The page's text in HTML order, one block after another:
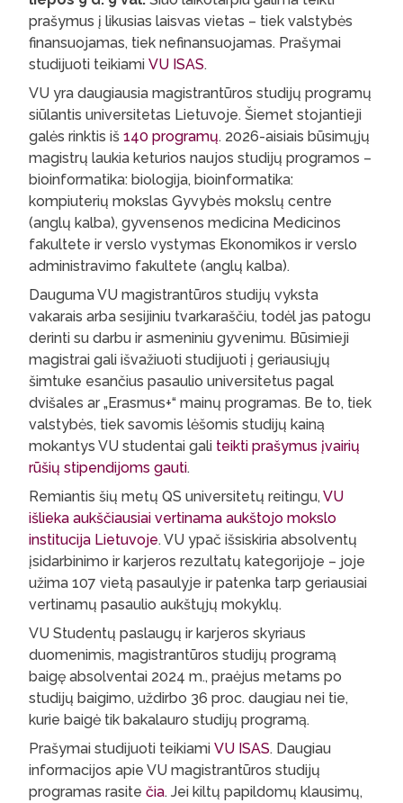
prašymus į likusias laisvas vietas – tiek valstybės
finansuojamas, tiek nefinansuojamas. Prašymai
studijuoti teikiami VU ISAS.
VU yra daugiausia magistrantūros studijų programų
siūlantis universitetas Lietuvoje. Šiemet stojantieji
galės rinktis iš 140 programų. 2026-aisiais būsimųjų
magistrų laukia keturios naujos studijų programos –
bioinformatika: biologija, bioinformatika:
kompiuterių mokslas Gyvybės mokslų centre
(anglų kalba), gyvensenos medicina Medicinos
fakultete ir verslo vystymas Ekonomikos ir verslo
administravimo fakultete (anglų kalba).
Dauguma VU magistrantūros studijų vyksta
vakarais arba sesijiniu tvarkaraščiu, todėl jas patogu
derinti su darbu ir asmeniniu gyvenimu. Būsimieji
magistrai gali išvažiuoti studijuoti į geriausiųjų
šimtuke esančius pasaulio universitetus pagal
dvišales ar „Erasmus+“ mainų programas. Be to, tiek
valstybės, tiek savomis lėšomis studijų kainą
mokantys VU studentai gali teikti prašymus įvairių
rūšių stipendijoms gauti.
Remiantis šių metų QS universitetų reitingu, VU
išlieka aukščiausiai vertinama aukštojo mokslo
institucija Lietuvoje. VU ypač išsiskiria absolventų
įsidarbinimo ir karjeros rezultatų kategorijoje – joje
užima 107 vietą pasaulyje ir patenka tarp geriausiai
vertinamų pasaulio aukštųjų mokyklų.
VU Studentų paslaugų ir karjeros skyriaus
duomenimis, magistrantūros studijų programą
baigę absolventai 2024 m., praėjus metams po
studijų baigimo, uždirbo 36 proc. daugiau nei tie,
kurie baigė tik bakalauro studijų programą.
Prašymai studijuoti teikiami VU ISAS. Daugiau
informacijos apie VU magistrantūros studijų
programas rasite čia. Jei kiltų papildomų klausimų,